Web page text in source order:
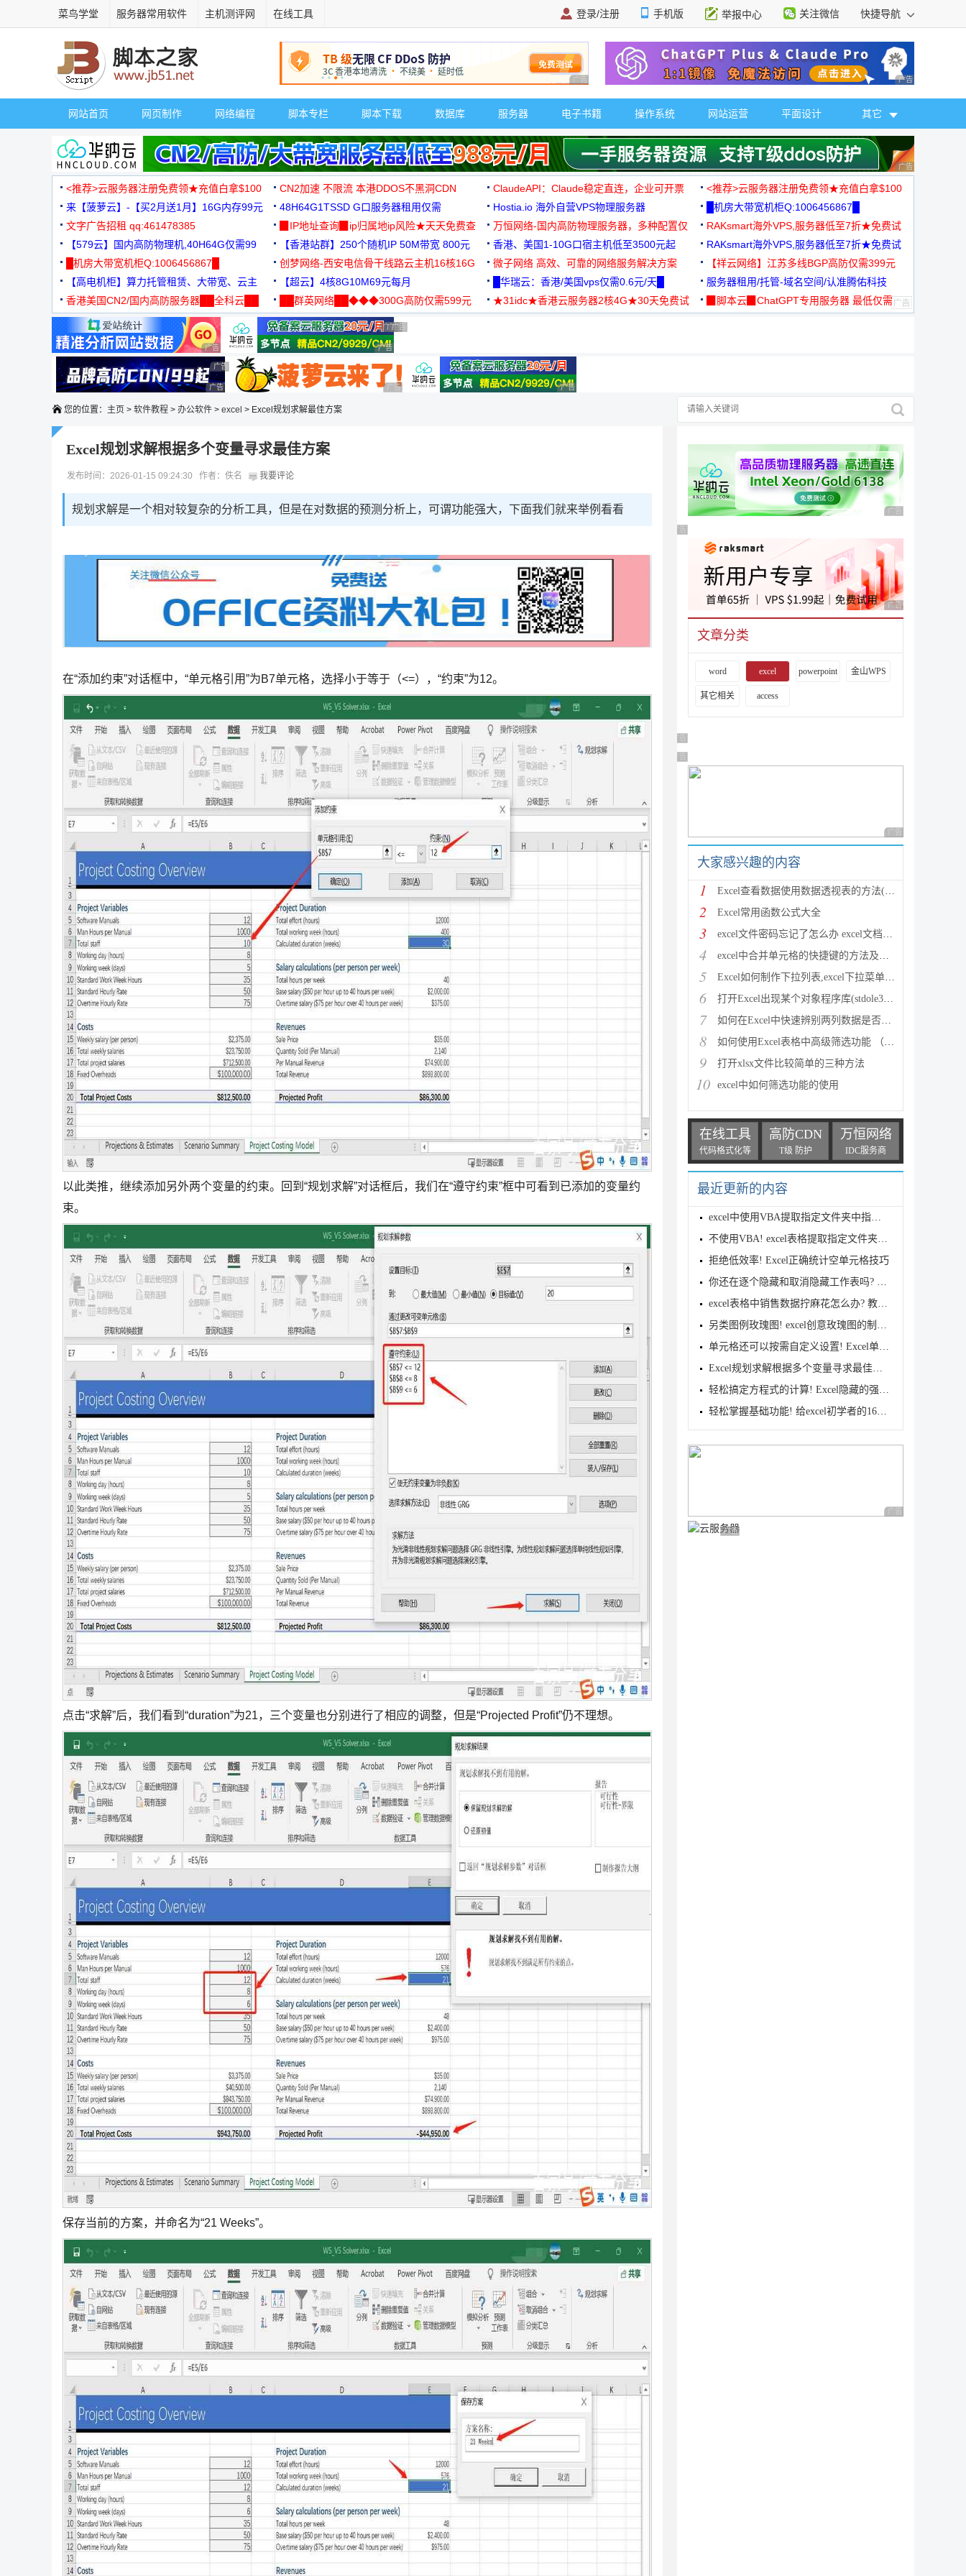
菜鸟学堂 服务器常用软件 主机测评网 在线工具 登录/注册 手机版 举报中心 关注微信 快捷导航
广告 商业广告，理性选择 广告 商业广告，理
网站首页 网页制作 网络编程 脚本专栏 脚本下载 数据库 服务器 电子书籍 操作系统 网站运营 平面设计 其它
广告 商业广告，理
<推荐>云服务器注册免费领★充值白拿$100 CN2加速 不限流 本港DDOS不黑洞CDN ClaudeAPI：Claude稳定直连，企业可开票
<推荐>云服务器注册免费领★充值白拿$100
来【菠萝云】-【买2月送1月】16G内存99元
48H64G1TSSD G口服务器租用仅需
3000+可免费测试
Hostia.io 海外自营VPS物理服务器
█机房大带宽机柜Q:1006456867█
文字广告招租 qq:461478385
▉IP地址查询▉ip归属地ip风险★天天免费查
万恒网络-国内高防物理服务器，多种配置仅
99元/月起
RAKsmart海外VPS,服务器低至7折★免费试
用★
【579云】国内高防物理机,40H64G仅需99
元
【香港站群】250个随机IP 50M带宽 800元 香港、美国1-10G口宿主机低至3500元起
RAKsmart海外VPS,服务器低至7折★免费试
用★
█机房大带宽机柜Q:1006456867█
创梦网络-西安电信骨干线路云主机16核16G
88元/月
微子网络 高效、可靠的网络服务解决方案
【祥云网络】江苏多线BGP高防仅需399元
【高电机柜】算力托管租赁、大带宽、云主
机
【超云】4核8G10M69元每月 █华瑞云：香港/美国vps仅需0.6元/天█
服务器租用/托管-域名空间/认准腾佑科技
香港美国CN2/国内高防服务器██全科云██
██群英网络██◆◆◆300G高防仅需599元
◆◆◆
★31idc★香港云服务器2核4G★30天免费试
▉脚本云▉ChatGPT专用服务器 最低仅需
广告 商业广告，理性选择 广告 商业广告，理性选择
广告 商业广告，理性选择
广告 商业广告，理性选择
广告 商业广告，理性选择
广告 商业广告，理性选择
广告 商业广告，理性选择
广告 商业广告，理性选择
广告 商业广告，理性选择 广告 商业广告，理性选择
您的位置： 主页 > 软件教程 > 办公软件 > excel > Excel规划求解最佳方案
Excel规划求解根据多个变量寻求最佳方案
发布时间：2026-01-15 09:24:30 作者：佚名 我要评论
规划求解是一个相对较复杂的分析工具，但是在对数据的预测分析上，可谓功能强大，下面我们就来举例看看
在“添加约束”对话框中，“单元格引用”为B7单元格，选择小于等于（<=），“约束”为12。
以此类推，继续添加另外两个变量的约束。回到“规划求解”对话框后，我们在“遵守约束”框中可看到已添加的变量约
束。
点击“求解”后，我们看到“duration”为21，三个变量也分别进行了相应的调整，但是“Projected Profit”仍不理想。
保存当前的方案，并命名为“21 Weeks”。
广告 商业广告，理性
广告 商业广告，理性选择
广告 商业广告，理性
文章分类
word excel powerpoint 金山WPS
其它相关 access
广告 商业广告，理性选择
广告 商业广告，理性选择
广告 商业广告，理性
大家感兴趣的内容
1 Excel查看数据使用数据透视表的方法(图文教程)
2 Excel常用函数公式大全
3 excel文件密码忘记了怎么办 excel文档密码破解方法汇
4 excel中合并单元格的快捷键的方法及设置技巧
5 Excel如何制作下拉列表,excel下拉菜单的创建方法
6 打开Excel出现某个对象程序库(stdole32.tlb)丢失或损
7 如何在Excel中快速辨别两列数据是否一致的四种方法介
8 如何使用Excel表格中高级筛选功能 （图文）
9 打开xlsx文件比较简单的三种方法
10 excel中如何筛选功能的使用
在线工具
代码格式化等
高防CDN
T级 防护
万恒网络
IDC服务商
最近更新的内容
excel中使用VBA提取指定文件夹中指定扩展名的所有文件
不使用VBA! excel表格提取指定文件夹的所有文件名的技
拒绝低效率! Excel正确统计空单元格技巧
你还在逐个隐藏和取消隐藏工作表吗? Excel快速批量取
excel表格中销售数据拧麻花怎么办? 教你一招轻松搞定
另类图例玫瑰图! excel创意玫瑰图的制作方法
单元格还可以按需自定义设置! Excel单元格格式自定义
Excel规划求解根据多个变量寻求最佳方案
轻松搞定方程式的计算! Excel隐藏的强大工具使用攻略
轻松掌握基础功能! 给excel初学者的16个VBA基本代码
广告 商业广告，理性
广告 商业广告，理性选择